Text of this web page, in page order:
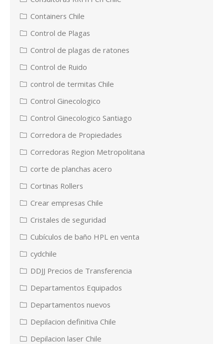
Containers Chile
Control de Plagas
Control de plagas de ratones
Control de Ruido
control de termitas Chile
Control Ginecologico
Control Ginecologico Santiago
Corredora de Propiedades
Corredoras Region Metropolitana
corte de planchas acero
Cortinas Rollers
Crear empresas Chile
Cristales de seguridad
Cubículos de baño HPL en venta
cydchile
DDJJ Precios de Transferencia
Departamentos Equipados
Departamentos nuevos
Depilacion definitiva Chile
Depilacion laser Chile